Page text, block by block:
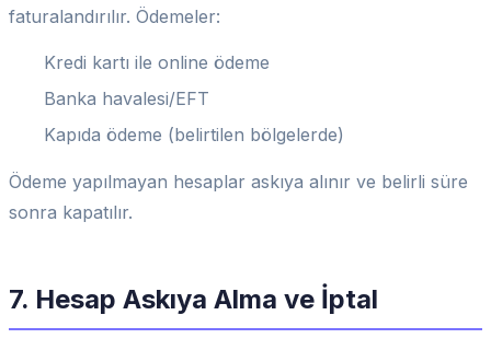
faturalandırılır. Ödemeler:
Kredi kartı ile online ödeme
Banka havalesi/EFT
Kapıda ödeme (belirtilen bölgelerde)
Ödeme yapılmayan hesaplar askıya alınır ve belirli süre
sonra kapatılır.
7. Hesap Askıya Alma ve İptal